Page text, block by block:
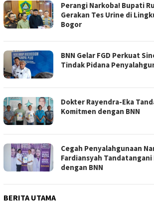
Perangi Narkoba! Bupati
Gerakan Tes Urine di
Bogor
BNN Gelar FGD Perkuat
Tindak Pidana
Dokter Rayendra-Eka
Komitmen dengan BNN
Cegah Penyalahgunaan
Fardiansyah
dengan BNN
BERITA UTAMA